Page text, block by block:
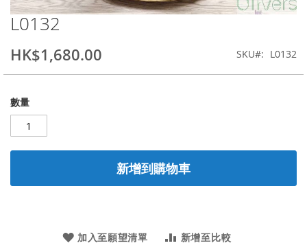
Skip
to
the
beginning
of
images
gallery
L0132
HK$1,680.00 SKU L0132
數量
新增到購物車
加入至願望清單 新增至比較